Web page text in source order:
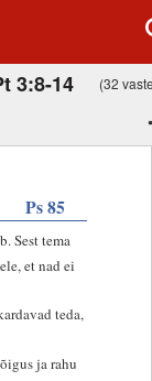
3:8-14 (32
Ps 85
Sest tema
et nad ei
teda,
ja rahu